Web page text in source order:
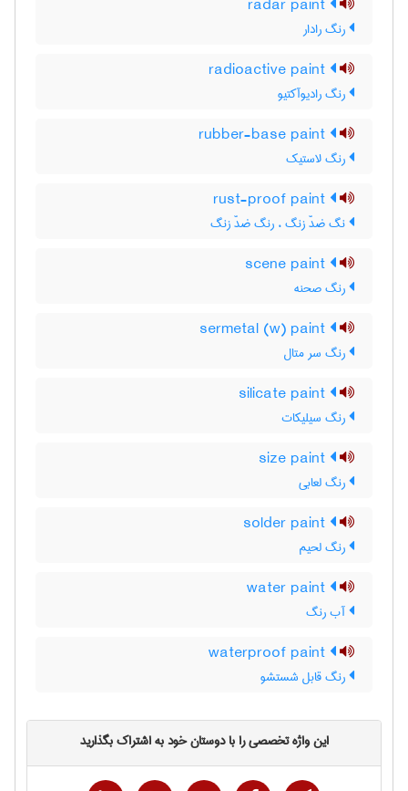
رنگ رادار
رنگ رادیوآکتیو
رنگ لاستیک
نگ ضدّ زنگ ، رنگ ضدّ زنگ
رنگ صحنه
رنگ سر متال
رنگ سیلیکات
رنگ لعابی
رنگ لحیم
آب رنگ
رنگ قابل شستشو
این واژه تخصصی را با دوستان خود به اشتراک بگذارید